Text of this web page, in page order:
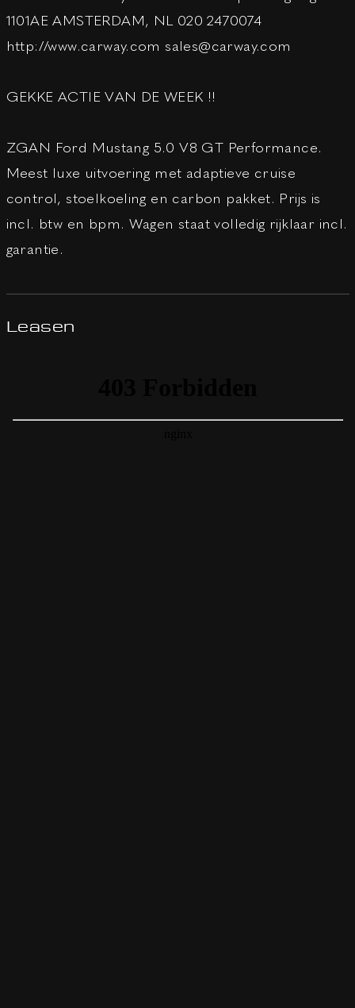
1101AE AMSTERDAM, NL 020 2470074
http://www.carway.com sales@carway.com
GEKKE ACTIE VAN DE WEEK !!
ZGAN Ford Mustang 5.0 V8 GT Performance.
Meest luxe uitvoering met adaptieve cruise
control, stoelkoeling en carbon pakket. Prijs is
incl. btw en bpm. Wagen staat volledig rijklaar incl.
garantie.
Leasen